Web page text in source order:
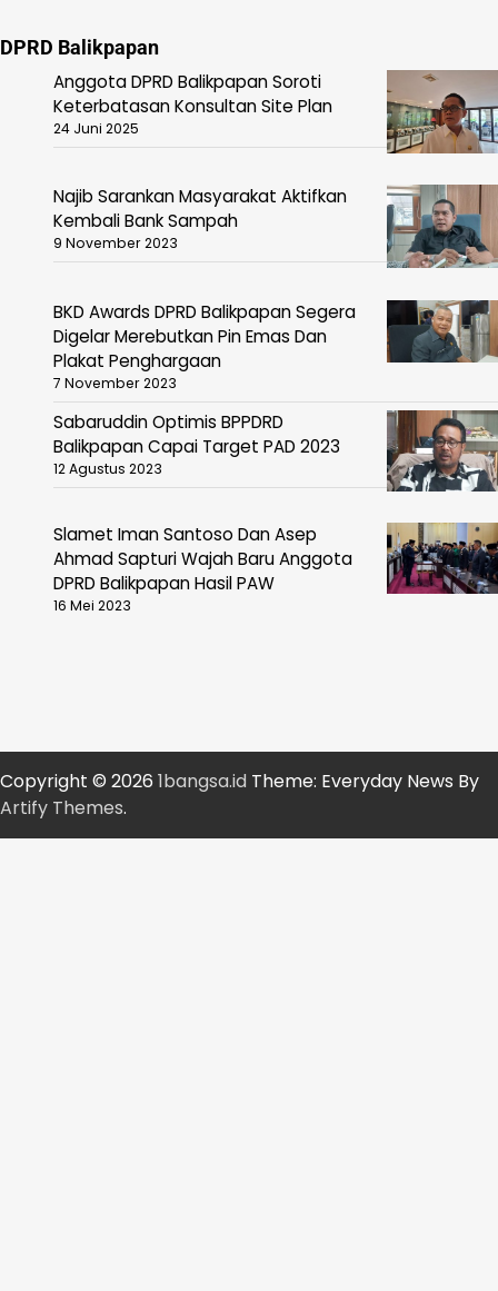
DPRD Balikpapan
Anggota DPRD Balikpapan Soroti
Keterbatasan Konsultan Site Plan
24 Juni 2025
Najib Sarankan Masyarakat Aktifkan
Kembali Bank Sampah
9 November 2023
BKD Awards DPRD Balikpapan Segera
Digelar Merebutkan Pin Emas Dan
Plakat Penghargaan
7 November 2023
Sabaruddin Optimis BPPDRD
Balikpapan Capai Target PAD 2023
12 Agustus 2023
Slamet Iman Santoso Dan Asep
Ahmad Sapturi Wajah Baru Anggota
DPRD Balikpapan Hasil PAW
16 Mei 2023
Copyright © 2026 1bangsa.id Theme: Everyday News By
Artify Themes.